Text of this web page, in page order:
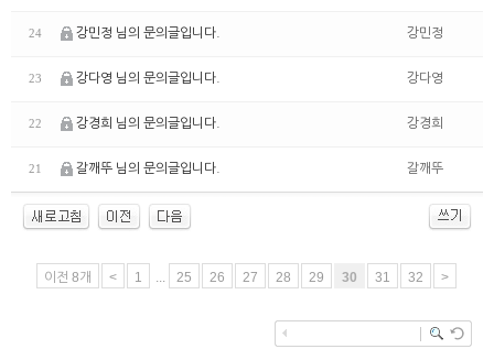
24 강민정 님의 문의글입니다. 강민정
23 강다영 님의 문의글입니다. 강다영
22 강경희 님의 문의글입니다. 강경희
21 갈깨뚜 님의 문의글입니다. 갈깨뚜
이전 8개 < 1 ... 25 26 27 28 29 30 31 32 >